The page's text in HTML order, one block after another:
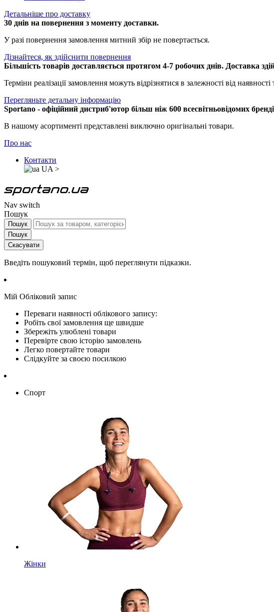
Детальніше про доставку
30 днів на повернення з моменту доставки.
У разі повернення замовлення митний збір не повертається.
Дізнайтеся, як здійснити повернення
Більшість товарів доставляється протягом 4-7 робочих днів. Доставка
Терміни реалізації замовлення можуть відрізнятися в залежності від наявності
Перегляньте детальну інформацію
Sportano - офіційний дистриб'ютор більш ніж 600 всесвітньовідомих
В нашому асортименті представлені виключно оригінальні товари.
Про нас
Контакти
UA >
Nav switch
Пошук
Пошук
Пошук
Скасувати
Введіть пошуковий термін, щоб переглянути підказки.
Мій Обліковий запис
Переваги наявності облікового запису:
Робіть свої замовлення ще швидше
Збережіть улюблені товари
Перевірте свою історію замовлень
Легко повертайте товари
Слідкуйте за своєю посилкою
Спорт
Жінки